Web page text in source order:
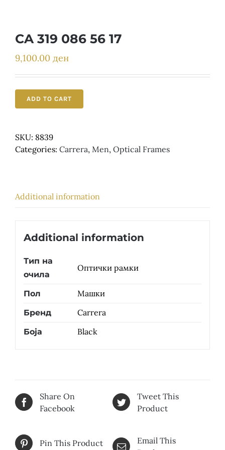
CA 319 086 56 17
9,100.00 ден
ADD TO CART
SKU: 8839
Categories: Carrera, Men, Optical Frames
Additional information
Additional information
Тип на
очила
Оптички рамки
Пол Машки
Бренд Carrera
Боја Black
Share On
Facebook
Tweet This
Product
Pin This Product
Email This